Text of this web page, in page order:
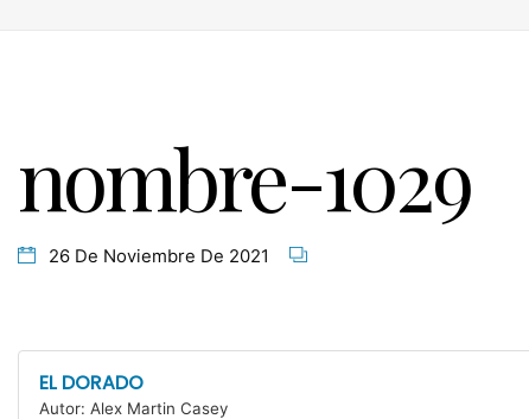
nombre-1029
26 De Noviembre De 2021
EL DORADO
Autor: Alex Martin Casey